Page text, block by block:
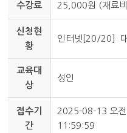
수강료 25,000원 (재료
신청현
황
인터넷[20/20]
교육대
상
성인
접수기
간
2025-08-13 오
11:59:59